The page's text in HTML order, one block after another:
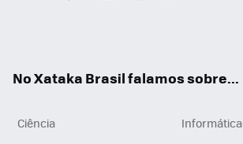
No Xataka Brasil falamos sobre...
Ciência
Informática